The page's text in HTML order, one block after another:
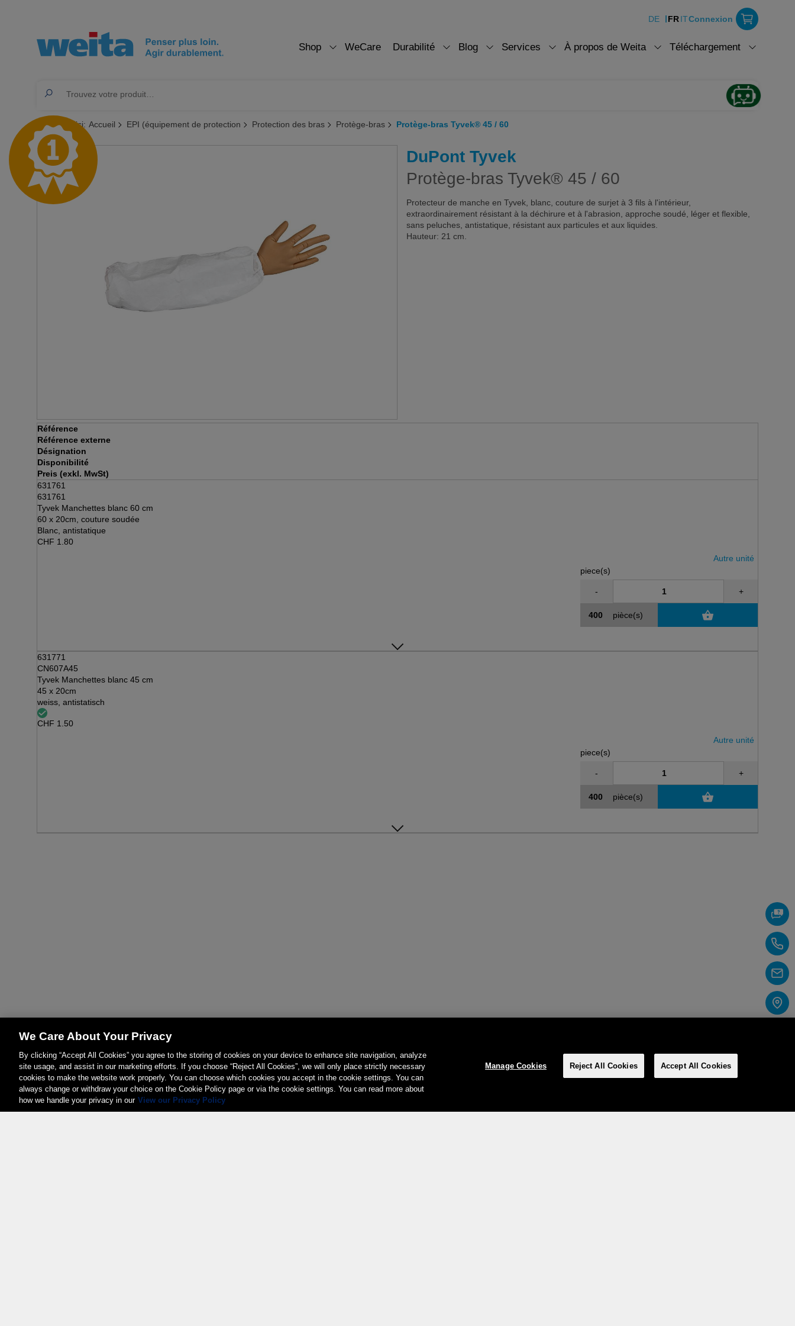
DE FRITConnexion
Shop WeCare Durabilité Blog Services À propos de Weita Téléchargement
Vous êtes ici: Accueil EPI (équipement de protection Protection des bras Protège-bras Protège-bras Tyvek® 45 / 60
DuPont Tyvek
Protège-bras Tyvek® 45 / 60
Protecteur de manche en Tyvek, blanc, couture de surjet à 3 fils à l'intérieur,
extraordinairement résistant à la déchirure et à l'abrasion, approche soudé, léger et flexible,
sans peluches, antistatique, résistant aux particules et aux liquides.
Hauteur: 21 cm.
Référence
Référence externe
Désignation
Disponibilité
Preis (exkl. MwSt)
631761
631761
Tyvek Manchettes blanc 60 cm
60 x 20cm, couture soudée
Blanc, antistatique
CHF 1.80
Autre unité
piece(s)
- +
pièce(s)
631771
CN607A45
Tyvek Manchettes blanc 45 cm
45 x 20cm
weiss, antistatisch
CHF 1.50
Autre unité
piece(s)
- +
pièce(s)
We Care About Your Privacy
By clicking “Accept All Cookies” you agree to the storing of cookies on your device to enhance site navigation, analyze
site usage, and assist in our marketing efforts. If you choose “Reject All Cookies”, we will only place strictly necessary
cookies to make the website work properly. You can choose which cookies you accept in the cookie settings. You can
always change or withdraw your choice on the Cookie Policy page or via the cookie settings. You can read more about
how we handle your privacy in our View our Privacy Policy
Manage Cookies Reject All Cookies Accept All Cookies